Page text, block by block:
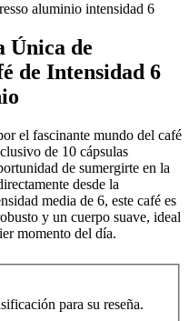
aluminio intensidad 6
Única de
de Intensidad 6
el fascinante mundo del café
de 10 cápsulas
de sumergirte en la
desde la
media de 6, este café es
y un cuerpo suave, ideal
momento del día.
para su reseña.